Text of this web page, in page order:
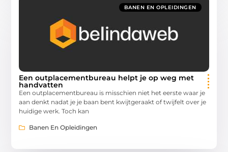
BANEN EN OPLEIDINGEN
Een outplacementbureau helpt je op weg met
handvatten
Een outplacementbureau is misschien niet het eerste waar je
aan denkt nadat je je baan bent kwijtgeraakt of twijfelt over je
huidige werk. Toch kan
Banen En Opleidingen